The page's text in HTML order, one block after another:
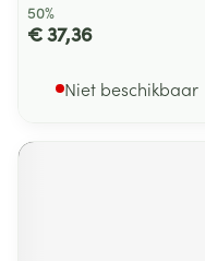
50%
€ 37,36
Niet beschikbaar